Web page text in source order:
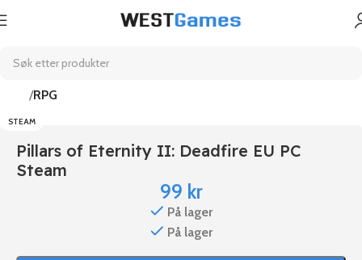
RPG
STEAM
Pillars of Eternity II: Deadfire EU PC
Steam
99 kr
På lager
På lager